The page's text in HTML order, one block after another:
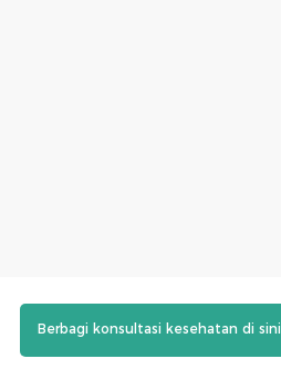
Berbagi konsultasi kesehatan di sini